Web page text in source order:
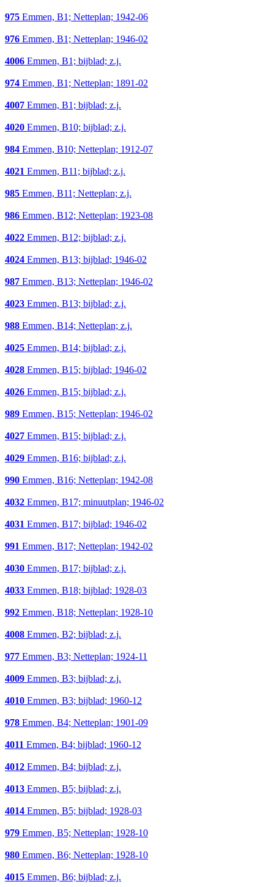
975 Emmen, B1; Netteplan; 1942-06
976 Emmen, B1; Netteplan; 1946-02
4006 Emmen, B1; bijblad; z.j.
974 Emmen, B1; Netteplan; 1891-02
4007 Emmen, B1; bijblad; z.j.
4020 Emmen, B10; bijblad; z.j.
984 Emmen, B10; Netteplan; 1912-07
4021 Emmen, B11; bijblad; z.j.
985 Emmen, B11; Netteplan; z.j.
986 Emmen, B12; Netteplan; 1923-08
4022 Emmen, B12; bijblad; z.j.
4024 Emmen, B13; bijblad; 1946-02
987 Emmen, B13; Netteplan; 1946-02
4023 Emmen, B13; bijblad; z.j.
988 Emmen, B14; Netteplan; z.j.
4025 Emmen, B14; bijblad; z.j.
4028 Emmen, B15; bijblad; 1946-02
4026 Emmen, B15; bijblad; z.j.
989 Emmen, B15; Netteplan; 1946-02
4027 Emmen, B15; bijblad; z.j.
4029 Emmen, B16; bijblad; z.j.
990 Emmen, B16; Netteplan; 1942-08
4032 Emmen, B17; minuutplan; 1946-02
4031 Emmen, B17; bijblad; 1946-02
991 Emmen, B17; Netteplan; 1942-02
4030 Emmen, B17; bijblad; z.j.
4033 Emmen, B18; bijblad; 1928-03
992 Emmen, B18; Netteplan; 1928-10
4008 Emmen, B2; bijblad; z.j.
977 Emmen, B3; Netteplan; 1924-11
4009 Emmen, B3; bijblad; z.j.
4010 Emmen, B3; bijblad; 1960-12
978 Emmen, B4; Netteplan; 1901-09
4011 Emmen, B4; bijblad; 1960-12
4012 Emmen, B4; bijblad; z.j.
4013 Emmen, B5; bijblad; z.j.
4014 Emmen, B5; bijblad; 1928-03
979 Emmen, B5; Netteplan; 1928-10
980 Emmen, B6; Netteplan; 1928-10
4015 Emmen, B6; bijblad; z.j.